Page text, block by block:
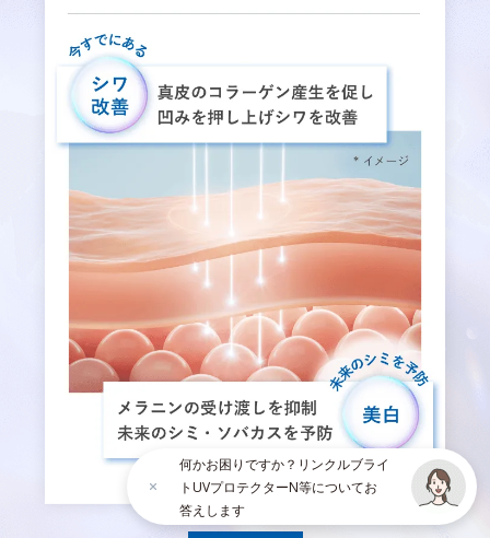
何かお困りですか？リンクルブライ
トUVプロテクターN等についてお
答えします